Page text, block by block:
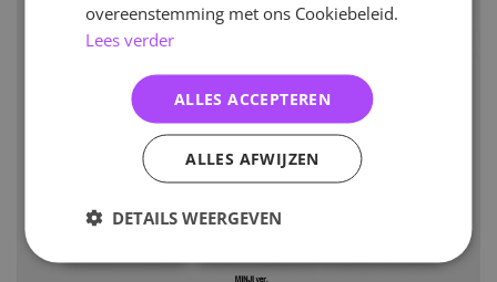
overeenstemming met ons Cookiebeleid.
Lees verder
ALLES ACCEPTEREN
ALLES AFWIJZEN
DETAILS WEERGEVEN